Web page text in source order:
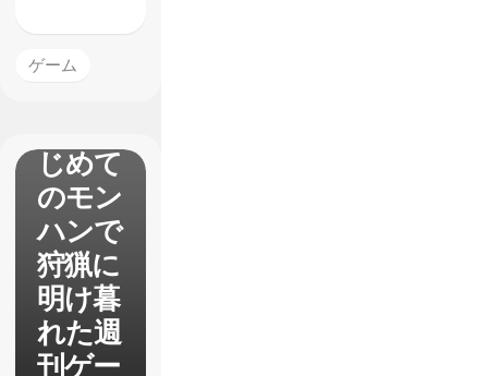
ゲーム
ハンタ
ー：ワ
じめて
のモン
ハンで
狩猟に
明け暮
れた週
刊ゲー